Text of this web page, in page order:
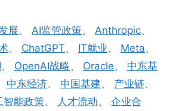
展、AI监管政策、Anthropic、
、 ChatGPT、 IT就业、 Meta、
、 OpenAI战略、 Oracle、 中东基
中东经济、 中国基建、 产业链、
智能政策、 人才流动、 企业合